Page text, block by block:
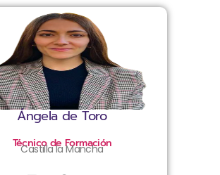
Ángela de Toro
Técnico de Formación
Castilla la Mancha